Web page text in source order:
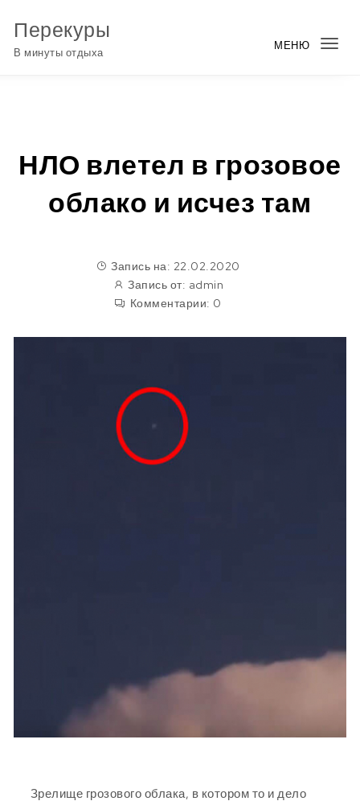
Перекуры
В минуты отдыха
МЕНЮ
НЛО влетел в грозовое
облако и исчез там
Запись на: 22.02.2020
Запись от: admin
Комментарии: 0
Зрелище грозового облака, в котором то и дело